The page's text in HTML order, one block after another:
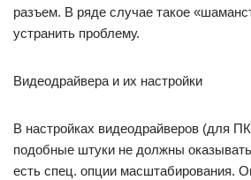
разъем. В ряде случае такое
устранить проблему.
Видеодрайвера и их настройки
В настройках видеодрайверов (для
подобные штуки не должны оказывать
есть спец. опции масштабирования.